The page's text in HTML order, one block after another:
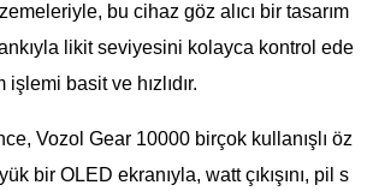
bu cihaz göz alıcı bir tasarım
likit seviyesini kolayca kontrol ede
basit ve hızlıdır.
Vozol Gear 10000 birçok kullanışlı öz
bir OLED ekranıyla, watt çıkışını, pil s